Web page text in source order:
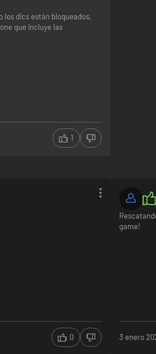
los dlcs están bloqueados,
que incluye las
1
0
game!
3 enero